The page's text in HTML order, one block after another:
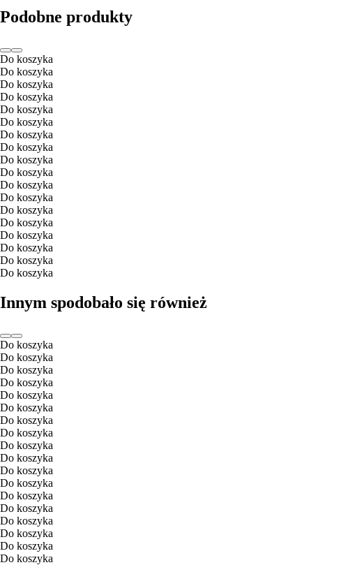
Podobne produkty
Do koszyka
Do koszyka
Do koszyka
Do koszyka
Do koszyka
Do koszyka
Do koszyka
Do koszyka
Do koszyka
Do koszyka
Do koszyka
Do koszyka
Do koszyka
Do koszyka
Do koszyka
Do koszyka
Do koszyka
Do koszyka
Innym spodobało się również
Do koszyka
Do koszyka
Do koszyka
Do koszyka
Do koszyka
Do koszyka
Do koszyka
Do koszyka
Do koszyka
Do koszyka
Do koszyka
Do koszyka
Do koszyka
Do koszyka
Do koszyka
Do koszyka
Do koszyka
Do koszyka